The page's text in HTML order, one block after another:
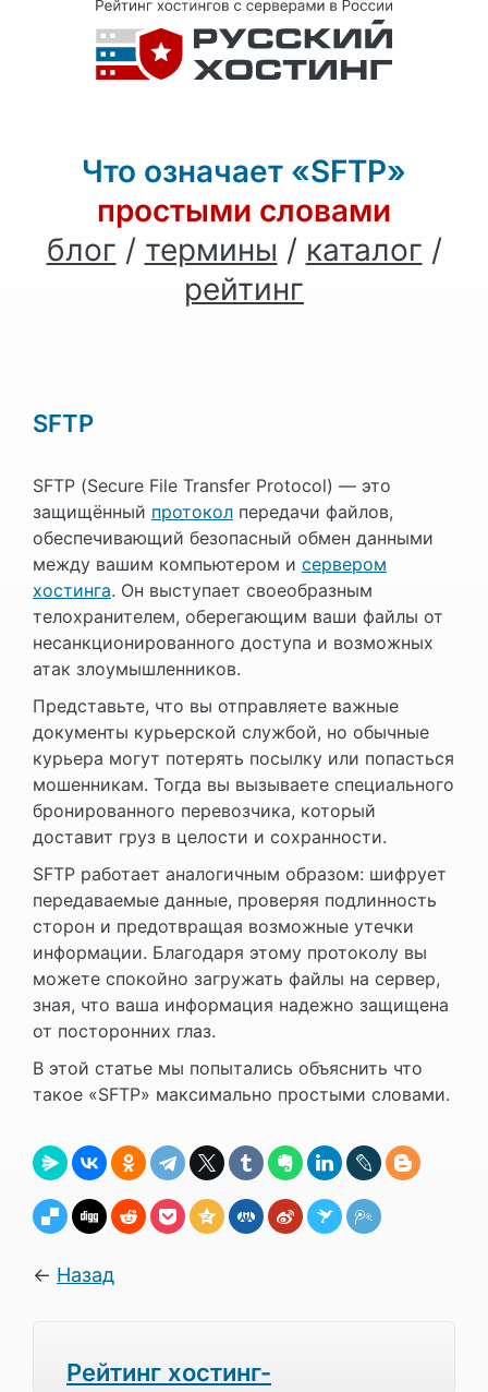
Что означает «SFTP»
простыми словами
блог / термины / каталог /
рейтинг
SFTP
SFTP (Secure File Transfer Protocol) — это
защищённый протокол передачи файлов,
обеспечивающий безопасный обмен данными
между вашим компьютером и сервером
хостинга. Он выступает своеобразным
телохранителем, оберегающим ваши файлы от
несанкционированного доступа и возможных
атак злоумышленников.
Представьте, что вы отправляете важные
документы курьерской службой, но обычные
курьера могут потерять посылку или попасться
мошенникам. Тогда вы вызываете специального
бронированного перевозчика, который
доставит груз в целости и сохранности.
SFTP работает аналогичным образом: шифрует
передаваемые данные, проверяя подлинность
сторон и предотвращая возможные утечки
информации. Благодаря этому протоколу вы
можете спокойно загружать файлы на сервер,
зная, что ваша информация надежно защищена
от посторонних глаз.
В этой статье мы попытались объяснить что
такое «SFTP» максимально простыми словами.
← Назад
Рейтинг хостинг-